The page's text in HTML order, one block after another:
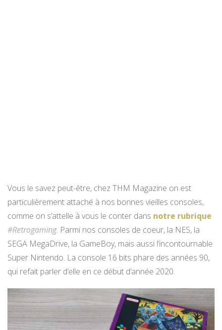
Vous le savez peut-être, chez THM Magazine on est
particulièrement attaché à nos bonnes vieilles consoles,
comme on s’attelle à vous le conter dans notre rubrique
#Retrogaming. Parmi nos consoles de coeur, la NES, la
SEGA MegaDrive, la GameBoy, mais aussi l’incontournable
Super Nintendo. La console 16 bits phare des années 90,
qui refait parler d’elle en ce début d’année 2020.